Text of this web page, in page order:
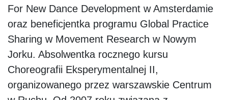
For New Dance Development w Amsterdamie
oraz beneficjentka programu Global Practice
Sharing w Movement Research w Nowym
Jorku. Absolwentka rocznego kursu
Choreografii Eksperymentalnej II,
organizowanego przez warszawskie Centrum